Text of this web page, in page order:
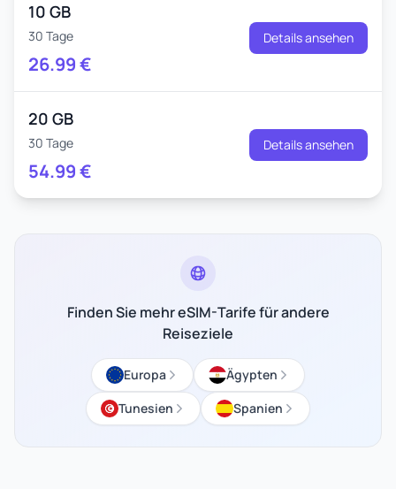
10 GB
30 Tage
26.99€
Details ansehen
20 GB
30 Tage
54.99€
Details ansehen
Finden Sie mehr eSIM-Tarife für andere
Reiseziele
Europa
Ägypten
Tunesien
Spanien